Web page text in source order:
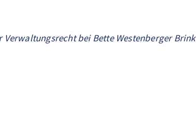
bei Bette Westenberger Brink